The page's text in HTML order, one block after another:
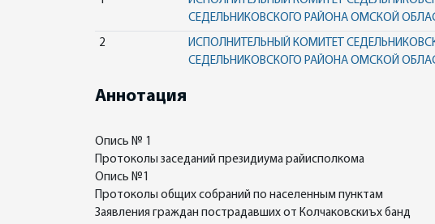
СЕДЕЛЬНИКОВСКОГО РАЙОНА ОМСКОЙ
2
ИСПОЛНИТЕЛЬНЫЙ КОМИТЕТ
СЕДЕЛЬНИКОВСКОГО РАЙОНА ОМСКОЙ
Аннотация
Опись № 1
Протоколы заседаний президиума райисполкома
Опись №1
Протоколы общих собраний по населенным пунктам
Заявления граждан пострадавших от Колчаковскиъх банд